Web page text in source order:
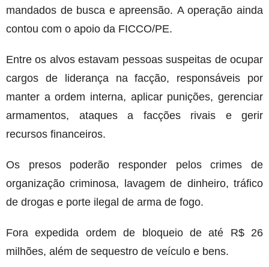
mandados de busca e apreensão. A operação ainda
contou com o apoio da FICCO/PE.
Entre os alvos estavam pessoas suspeitas de ocupar
cargos de liderança na facção, responsáveis por
manter a ordem interna, aplicar punições, gerenciar
armamentos, ataques a facções rivais e gerir
recursos financeiros.
Os presos poderão responder pelos crimes de
organização criminosa, lavagem de dinheiro, tráfico
de drogas e porte ilegal de arma de fogo.
Fora expedida ordem de bloqueio de até R$ 26
milhões, além de sequestro de veículo e bens.